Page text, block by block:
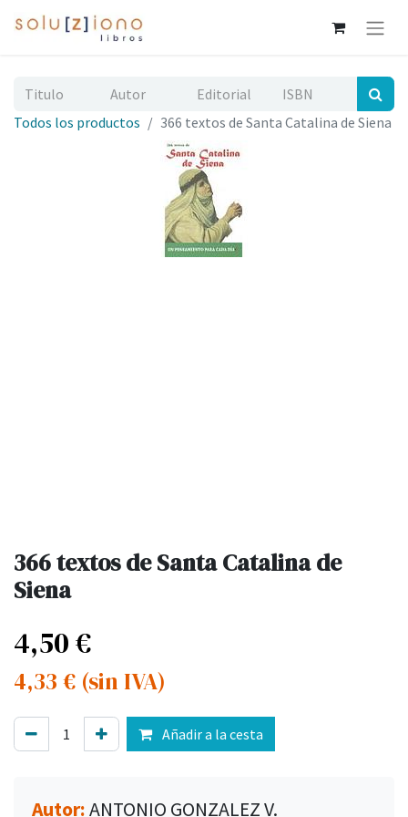
Todos los productos 366 textos de Santa Catalina de Siena
366 textos de Santa Catalina de
Siena
4,50€
4,33 € (sin IVA)
Añadir a la cesta
Autor:ANTONIO GONZALEZ V.